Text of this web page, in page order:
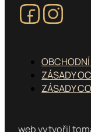
Sledujte nás na
Sledujte
ZÁSADY
ZÁSADY
web vytvořil